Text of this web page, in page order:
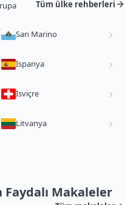
Tüm ülke rehberleri
San Marino
İspanya
İsviçre
Litvanya
Makaleler